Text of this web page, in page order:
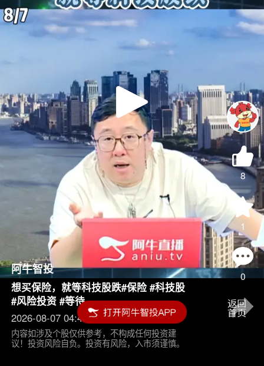
Play
Video
8
1
0
阿牛智投
想买保险，就等科技股跌#保险 #科技股
#风险投资 #等待
2026-08-07 04:45
内容如涉及个股仅供参考，不构成任何投资建
议！投资风险自负。投资有风险，入市须谨慎。